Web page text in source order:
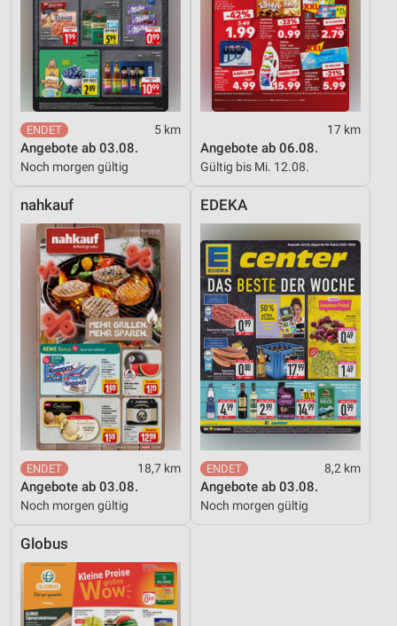
5 km
Angebote ab 03.08.
Noch morgen gültig
17 km
Angebote ab 06.08.
Gültig bis Mi. 12.08.
nahkauf
18,7 km
Angebote ab 03.08.
Noch morgen gültig
EDEKA
8,2 km
Angebote ab 03.08.
Noch morgen gültig
Globus
Geräte anhand von aktiv angeforderten
Informationen identifizieren
Nicht-IAB-Verarbeitungszwecke:
Notwendig
Performance
Funktional